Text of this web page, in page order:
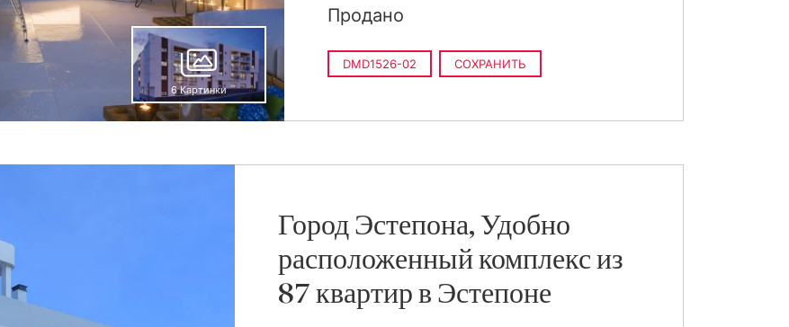
6 Картинки
Продано
DMD1526-02 СОХРАНИТЬ
Город Эстепона, Удобно
расположенный комплекс из
87 квартир в Эстепоне